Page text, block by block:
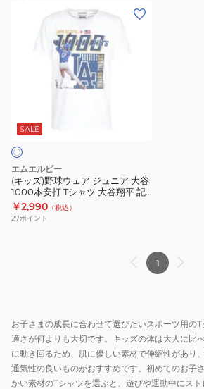
平
ネ
ー
ム
&
ナ
ツ
ホ
ワ
イ
24FW-
ア
ジ
ュ
ニ
ア
大
シ
ャ
ツ
大
SALE
エムエルビー
(キッズ)野球ウェア ジュニア 大谷
1000本安打 Tシャツ 大谷翔平 記
念 メモリアル ドジャース ML01-
24SS-0031-KIDS
￥2,990 （税込）
27ポイント
1
お子さまの成長に合わせて選びたいスポーツ用の
適さが何よりも大切です。キッズの体は大人に比
に動き回るため、肌に優しい素材で伸縮性があり
通気性の良いものがおすすめです。初めてのお子
かい素材のTシャツを選ぶと、遊びや運動中にス